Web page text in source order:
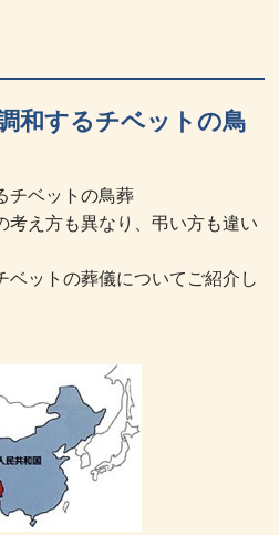
和するチベットの鳥
チベットの鳥葬
考え方も異なり、弔い方も違い
ベットの葬儀についてご紹介し